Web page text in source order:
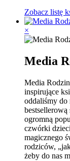
Zobacz listę
×
Media
Media
inspirujące
oddaliśmy
ogromną
czwórki
magicznego
rodziców,
żeby do nas